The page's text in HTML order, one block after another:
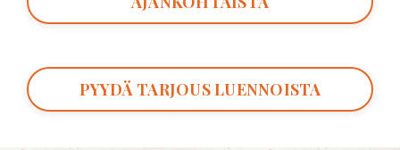
PYYDÄ TARJOUS LUENNOISTA